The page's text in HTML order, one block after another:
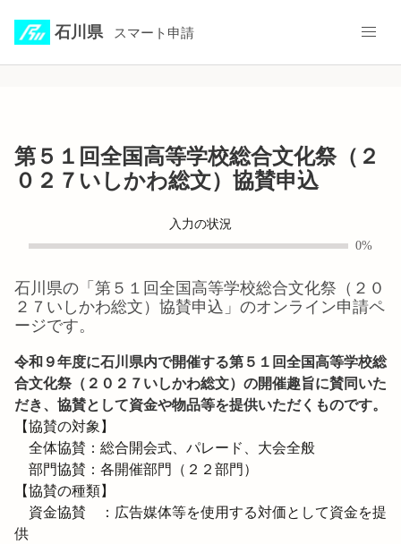
石川県 スマート申請
第５１回全国高等学校総合文化祭（２
０２７いしかわ総文）協賛申込
入力の状況
0%
石川県の「 第５１回全国高等学校総合文化祭（２０
２７いしかわ総文）協賛申込 」のオンライン申請ペ
ージです。
令和９年度に石川県内で開催する第５１回全国高等学校総
合文化祭（２０２７いしかわ総文）の開催趣旨に賛同いた
だき、協賛として資金や物品等を提供いただくものです。
【協賛の対象】
全体協賛：総合開会式、パレード、大会全般
部門協賛：各開催部門（２２部門）
【協賛の種類】
資金協賛　：広告媒体等を使用する対価として資金を提
供